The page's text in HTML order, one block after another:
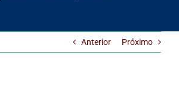
Anterior Próximo